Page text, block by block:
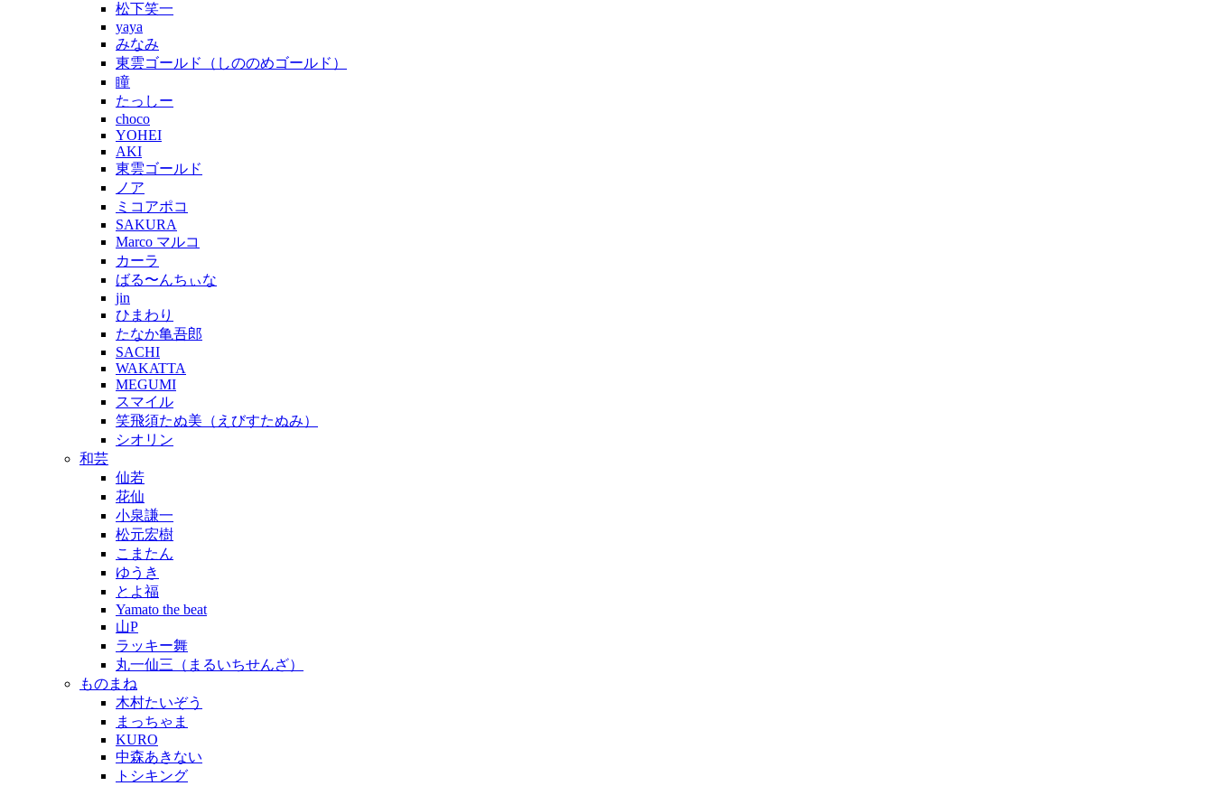
松下笑一
yaya
みなみ
東雲ゴールド（しののめゴールド）
瞳
たっしー
choco
YOHEI
AKI
東雲ゴールド
ノア
ミコアポコ
SAKURA
Marco マルコ
カーラ
ばる〜んちぃな
jin
ひまわり
たなか亀吾郎
SACHI
WAKATTA
MEGUMI
スマイル
笑飛須たぬ美（えびすたぬみ）
シオリン
和芸
仙若
花仙
小泉謙一
松元宏樹
こまたん
ゆうき
とよ福
Yamato the beat
山P
ラッキー舞
丸一仙三（まるいちせんざ）
ものまね
木村たいぞう
まっちゃま
KURO
中森あきない
トシキング